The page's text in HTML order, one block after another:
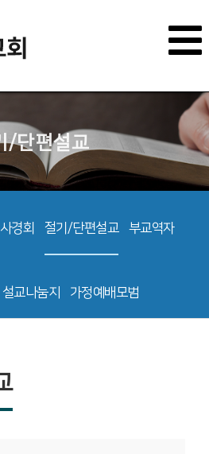
/단편설교
사경회 절기/단편설교 부교역자
설교나눔지 가정예배모범